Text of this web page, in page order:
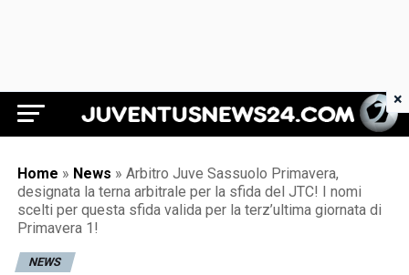
Juventus News 24
Home » News » Arbitro Juve Sassuolo Primavera,
designata la terna arbitrale per la sfida del JTC! I nomi
scelti per questa sfida valida per la terz’ultima giornata di
Primavera 1!
NEWS
×